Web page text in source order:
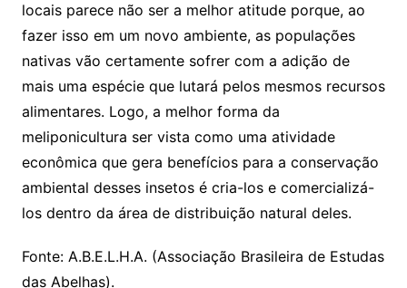
locais parece não ser a melhor atitude porque, ao
fazer isso em um novo ambiente, as populações
nativas vão certamente sofrer com a adição de
mais uma espécie que lutará pelos mesmos recursos
alimentares. Logo, a melhor forma da
meliponicultura ser vista como uma atividade
econômica que gera benefícios para a conservação
ambiental desses insetos é cria-los e comercializá-
los dentro da área de distribuição natural deles.
Fonte: A.B.E.L.H.A. (Associação Brasileira de Estudas
das Abelhas).